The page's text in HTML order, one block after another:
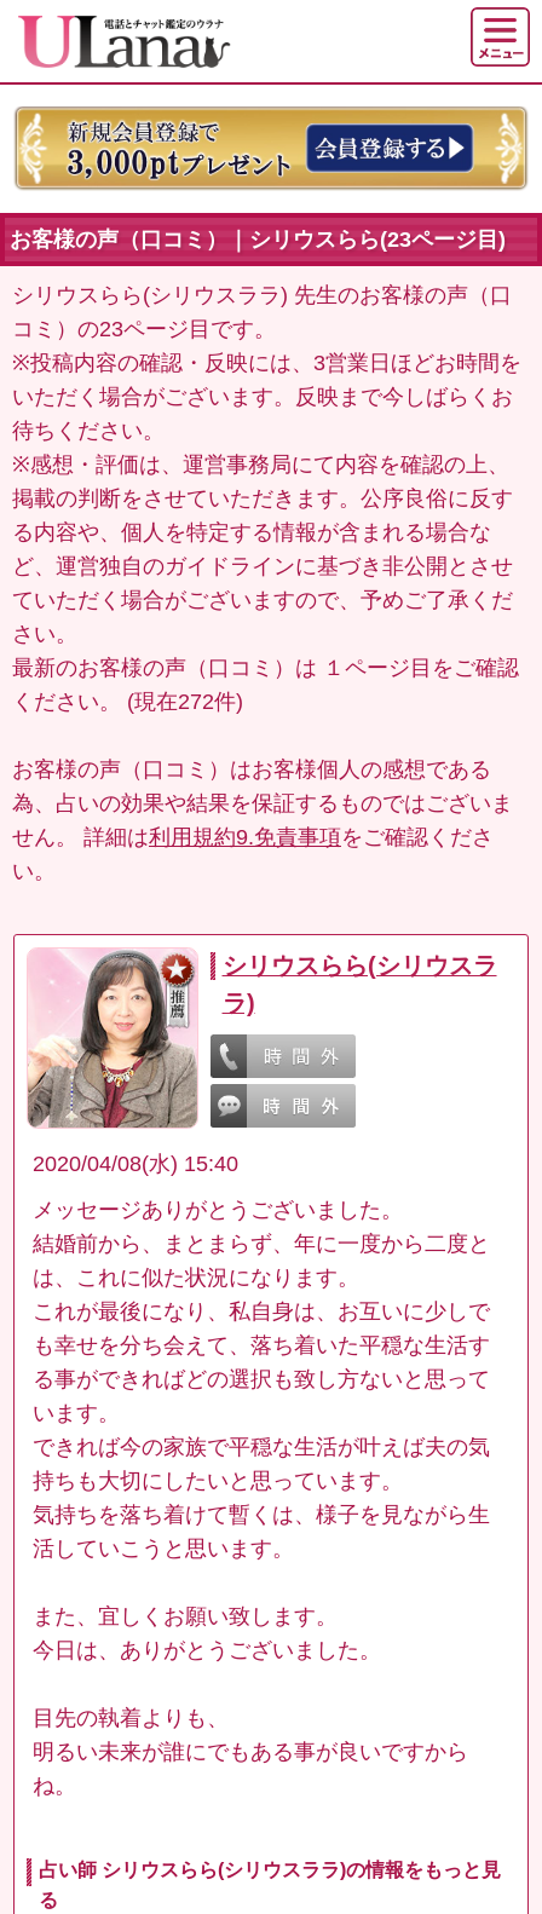
お客様の声（口コミ）｜シリウスらら(23ページ目)
シリウスらら(シリウスララ) 先生のお客様の声（口
コミ）の23ページ目です。
※投稿内容の確認・反映には、3営業日ほどお時間を
いただく場合がございます。反映まで今しばらくお
待ちください。
※感想・評価は、運営事務局にて内容を確認の上、
掲載の判断をさせていただきます。公序良俗に反す
る内容や、個人を特定する情報が含まれる場合な
ど、運営独自のガイドラインに基づき非公開とさせ
ていただく場合がございますので、予めご了承くだ
さい。
最新のお客様の声（口コミ）は １ページ目 をご確認
ください。 (現在272件)
お客様の声（口コミ）はお客様個人の感想である
為、占いの効果や結果を保証するものではございま
せん。 詳細は利用規約9.免責事項をご確認くださ
い。
シリウスらら(シリウスラ
ラ)
2020/04/08(水) 15:40
メッセージありがとうございました。
結婚前から、まとまらず、年に一度から二度と
は、これに似た状況になります。
これが最後になり、私自身は、お互いに少しで
も幸せを分ち会えて、落ち着いた平穏な生活す
る事ができればどの選択も致し方ないと思って
います。
できれば今の家族で平穏な生活が叶えば夫の気
持ちも大切にしたいと思っています。
気持ちを落ち着けて暫くは、様子を見ながら生
活していこうと思います。
また、宜しくお願い致します。
今日は、ありがとうございました。
目先の執着よりも、
明るい未来が誰にでもある事が良いですから
ね。
占い師 シリウスらら(シリウスララ)の情報をもっと見
る